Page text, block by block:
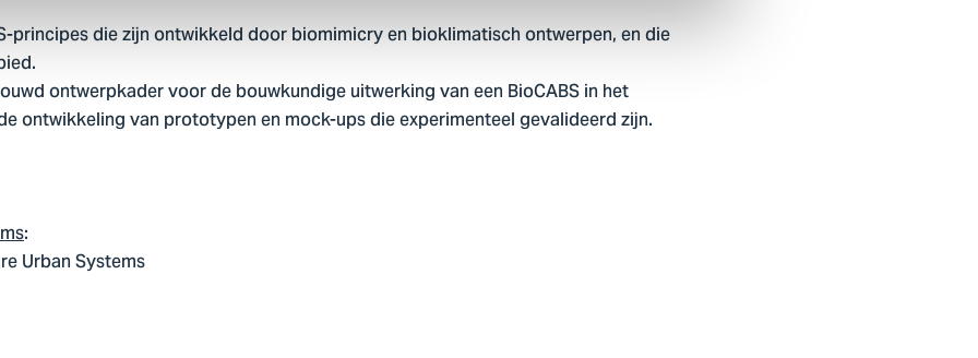
principes die zijn ontwikkeld door biomimicry en bioklimatisch ontwerpen, en die
ontwerpkader voor de bouwkundige uitwerking van een BioCABS in het
ontwikkeling van prototypen en mock-ups die experimenteel gevalideerd zijn.
:
Urban Systems